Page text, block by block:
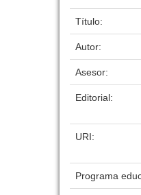
Título:
Autor:
Asesor:
Editorial:
URI:
Programa